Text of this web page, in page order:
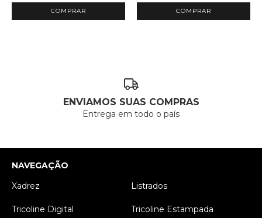
COMPRAR COMPRAR
ENVIAMOS SUAS COMPRAS
Entrega em todo o país
NAVEGAÇÃO
Xadrez
Listrados
Tricoline Digital Tricoline Estampada